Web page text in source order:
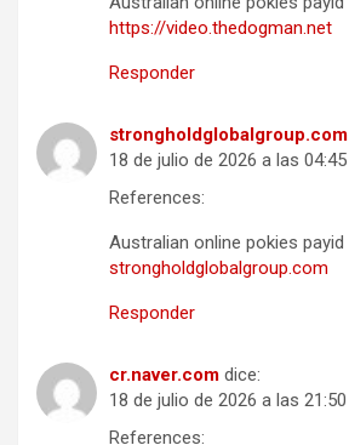
https://video.thedogman.net
Responder
strongholdglobalgroup.com
18 de julio de 2026 a las 04:45
References:
Australian online pokies payid
strongholdglobalgroup.com
Responder
cr.naver.com dice:
18 de julio de 2026 a las 21:50
References: